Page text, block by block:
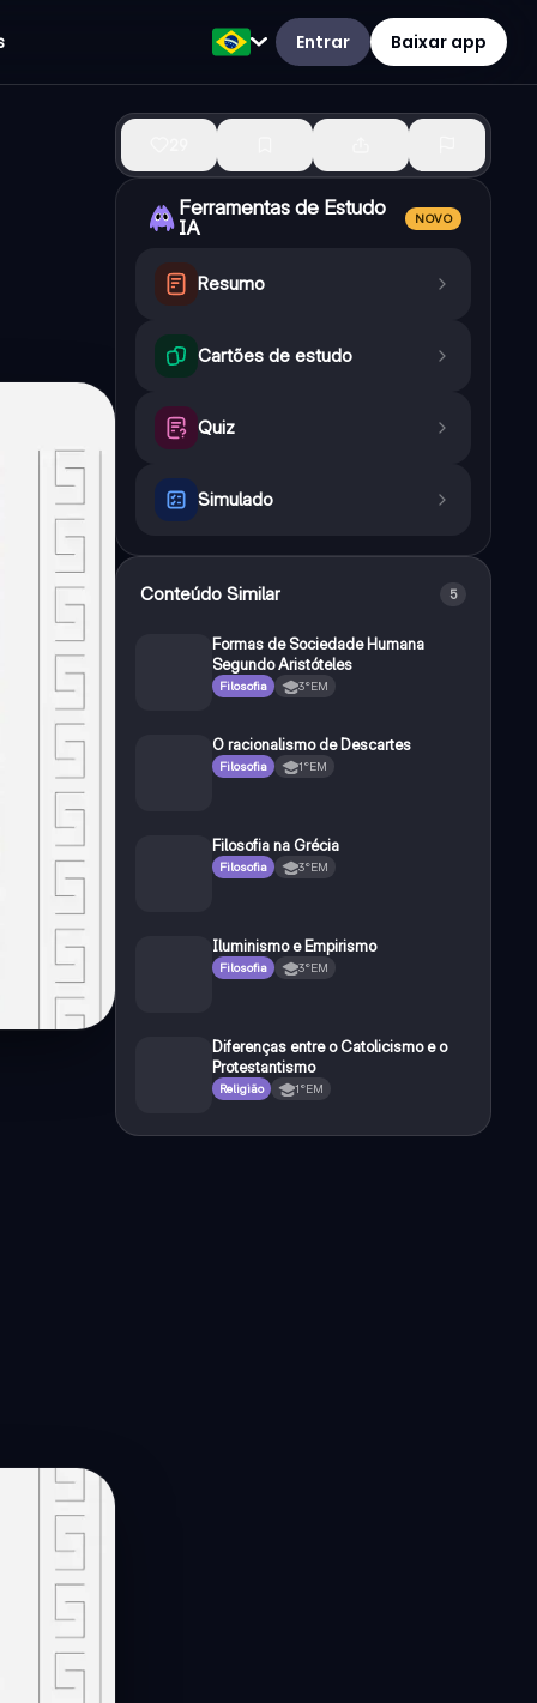
Entrar Baixar app
Ferramentas de Estudo
IA
NOVO
Resumo
Cartões de estudo
Quiz
Simulado
Conteúdo Similar 5
Formas de Sociedade Humana
Segundo Aristóteles
Filosofia 3°EM
O racionalismo de Descartes
Filosofia 1°EM
Filosofia na Grécia
Filosofia 3°EM
Iluminismo e Empirismo
Filosofia 3°EM
Diferenças entre o Catolicismo e o
Protestantismo
Religião 1°EM